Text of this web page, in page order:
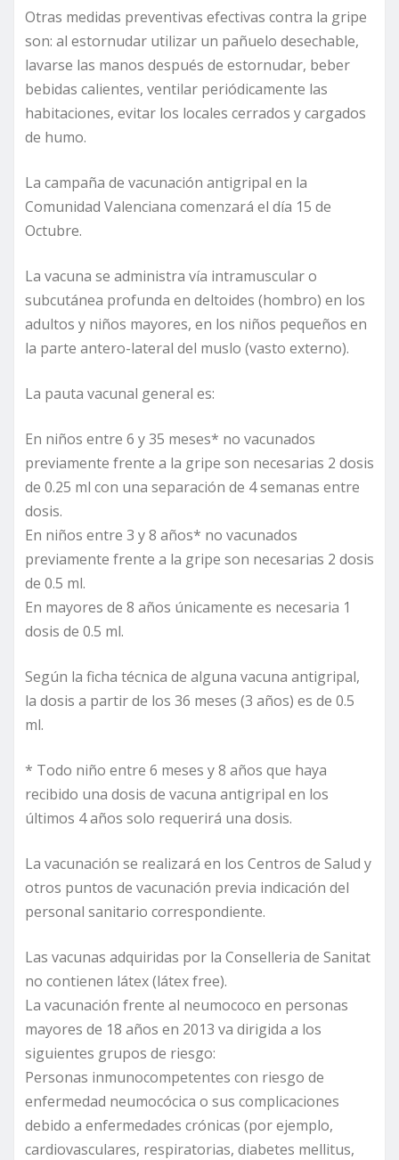
Otras medidas preventivas efectivas contra la gripe
son: al estornudar utilizar un pañuelo desechable,
lavarse las manos después de estornudar, beber
bebidas calientes, ventilar periódicamente las
habitaciones, evitar los locales cerrados y cargados
de humo.
La campaña de vacunación antigripal en la
Comunidad Valenciana comenzará el día 15 de
Octubre.
La vacuna se administra vía intramuscular o
subcutánea profunda en deltoides (hombro) en los
adultos y niños mayores, en los niños pequeños en
la parte antero-lateral del muslo (vasto externo).
La pauta vacunal general es:
En niños entre 6 y 35 meses* no vacunados
previamente frente a la gripe son necesarias 2 dosis
de 0.25 ml con una separación de 4 semanas entre
dosis.
En niños entre 3 y 8 años* no vacunados
previamente frente a la gripe son necesarias 2 dosis
de 0.5 ml.
En mayores de 8 años únicamente es necesaria 1
dosis de 0.5 ml.
Según la ficha técnica de alguna vacuna antigripal,
la dosis a partir de los 36 meses (3 años) es de 0.5
ml.
* Todo niño entre 6 meses y 8 años que haya
recibido una dosis de vacuna antigripal en los
últimos 4 años solo requerirá una dosis.
La vacunación se realizará en los Centros de Salud y
otros puntos de vacunación previa indicación del
personal sanitario correspondiente.
Las vacunas adquiridas por la Conselleria de Sanitat
no contienen látex (látex free).
La vacunación frente al neumococo en personas
mayores de 18 años en 2013 va dirigida a los
siguientes grupos de riesgo:
Personas inmunocompetentes con riesgo de
enfermedad neumocócica o sus complicaciones
debido a enfermedades crónicas (por ejemplo,
cardiovasculares, respiratorias, diabetes mellitus,